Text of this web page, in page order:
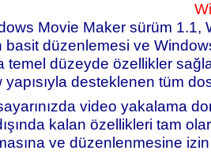
Movie Maker sürüm 1.1,
düzenlemesi ve
temel düzeyde özellikler
desteklenen tüm
video yakalama
kalan özellikleri tam
ve düzenlenmesine